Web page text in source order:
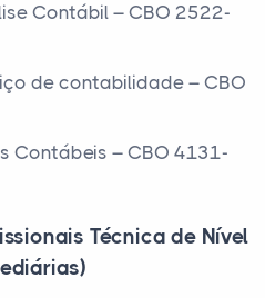
Contábil – CBO 2522-
de contabilidade – CBO
Contábeis – CBO 4131-
Técnica de Nível